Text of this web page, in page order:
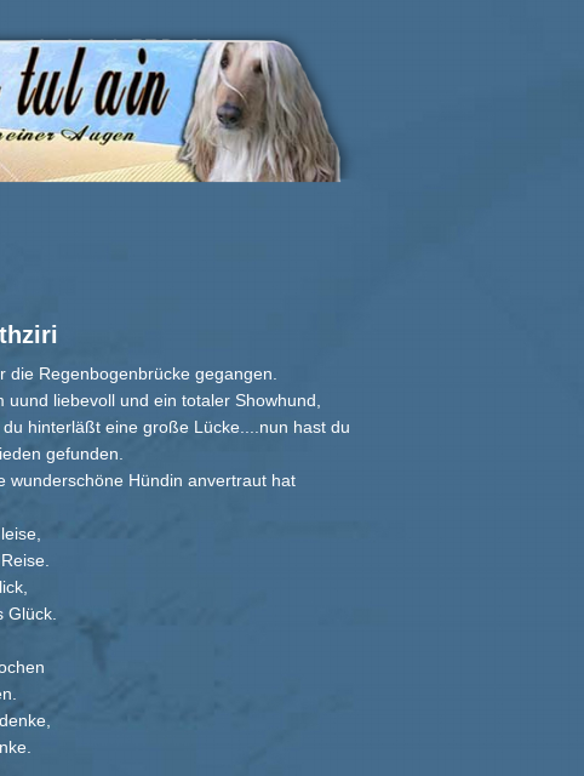
Regenbogenbrücke gegangen.
liebevoll und ein totaler Showhund,
hinterläßt eine große Lücke....nun hast du
gefunden.
wunderschöne Hündin anvertraut hat
Glück.